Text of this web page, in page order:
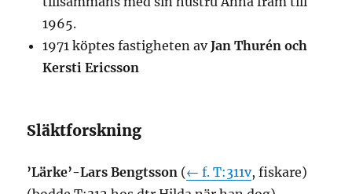
1965.
1971 köptes fastigheten avJan Thurén och
Kersti Ericsson
Släktforskning
’Lärke’-Lars Bengtsson (← f. T:311v, fiskare)